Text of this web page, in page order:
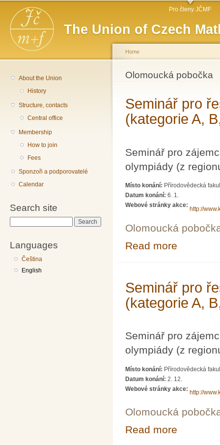
The Union of Czech
Main menu Pro členy JČMF
About the Union
History
Structure, contacts
Central office
Membership
How to join
Fees
Sponzoři a podporovatelé
Calendar
Search site
Languages
Čeština
English
You are here
Home
Olomoucká pobočka
Seminář pro
(kategorie A,
Seminář pro
olympiády (z
Místo konání: Přírodovědecká
Datum konání: 6. 1.
Webové stránky akce:
http://
Olomoucká
Read more
Seminář pro
(kategorie A,
Seminář pro
olympiády (z
Místo konání: Přírodovědecká
Datum konání: 2. 12.
Webové stránky akce:
http://
Olomoucká
Read more